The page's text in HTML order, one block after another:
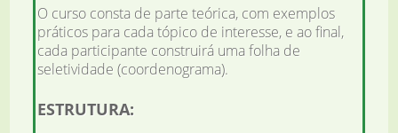
O curso consta de parte teórica, com exemplos
práticos para cada tópico de interesse, e ao final,
cada participante construirá uma folha de
seletividade (coordenograma).
ESTRUTURA: